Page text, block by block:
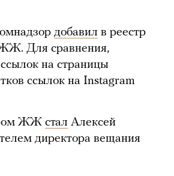
добавил в реестр
ЖЖ. Для сравнения,
на страницы
ссылок на Instagram
ЖЖ стал Алексей
директора вещания